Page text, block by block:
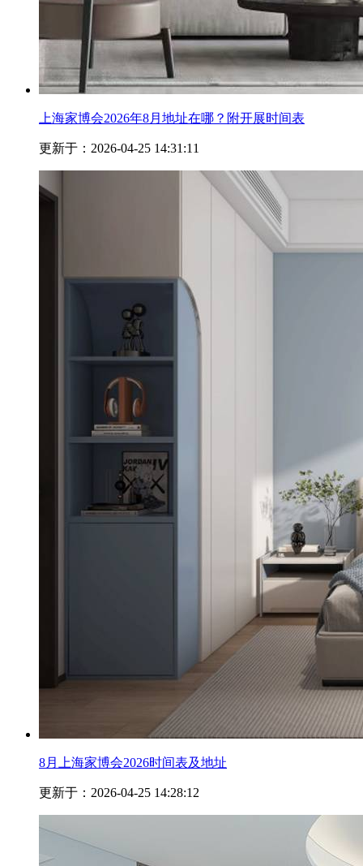
上海家博会2026年8月地址在哪？附开展时间表
更新于：2026-04-25 14:31:11
8月上海家博会2026时间表及地址
更新于：2026-04-25 14:28:12